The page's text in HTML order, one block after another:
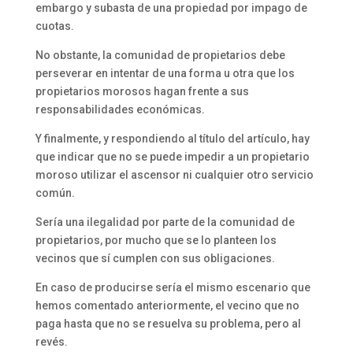
embargo y subasta de una propiedad por impago de
cuotas.
No obstante, la comunidad de propietarios debe
perseverar en intentar de una forma u otra que los
propietarios morosos hagan frente a sus
responsabilidades económicas.
Y finalmente, y respondiendo al título del artículo, hay
que indicar que no se puede impedir a un propietario
moroso utilizar el ascensor ni cualquier otro servicio
común.
Sería una ilegalidad por parte de la comunidad de
propietarios, por mucho que se lo planteen los
vecinos que sí cumplen con sus obligaciones.
En caso de producirse sería el mismo escenario que
hemos comentado anteriormente, el vecino que no
paga hasta que no se resuelva su problema, pero al
revés.